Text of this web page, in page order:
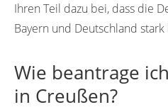
Ihren Teil dazu bei, dass die
Bayern und Deutschland
Wie beantrage
in Creußen?